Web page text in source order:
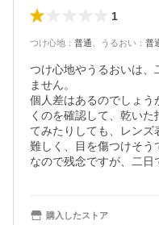
1
つけ心地 ： 普通 うるおい ： 普
つけ心地やうるおいは、
ません。
個人差はあるのでしょう
くのを確認して、乾い
てみたりしても、レン
難しく、目を傷つけそう
なので残念ですが、二日
購入したストア